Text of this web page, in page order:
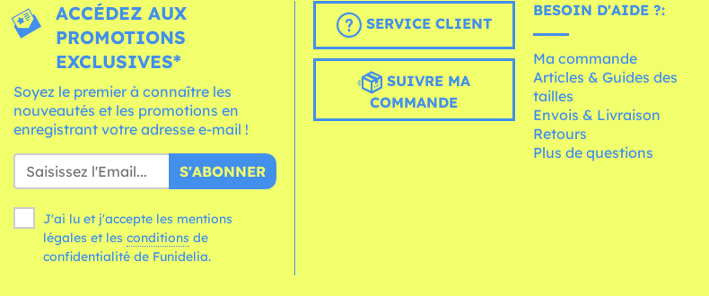
ACCÉDEZ AUX
PROMOTIONS
EXCLUSIVES*
Soyez le premier à connaître les
nouveautés et les promotions en
enregistrant votre adresse e-mail !
S'ABONNER
J'ai lu et j'accepte les mentions
légales et les conditions
confidentialité de Funidelia.
SERVICE CLIENT
SUIVRE MA
COMMANDE
BESOIN D'AIDE ?:
Ma commande
Articles & Guides des
tailles
Envois & Livraison
Retours
Plus de questions